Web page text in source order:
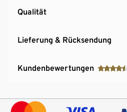
Qualität
Lieferung & Rücksendung
Kundenbewertungen